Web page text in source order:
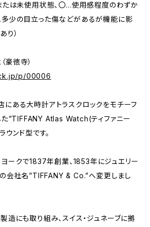
たは未使用状態、〇…使用感程度のわずか
少の目立った傷などがあるが機能に影
り）
徳寺）
p/00006
ある大時計アトラスクロックをモチーフ
”TIFFANY Atlas Watch(ティファニー
ウンド型です。
ークで1837年創業、1853年にジュエリー
の会社名”TIFFANY & Co.”へ変更しまし
造にも取り組み、スイス・ジュネーブに拠